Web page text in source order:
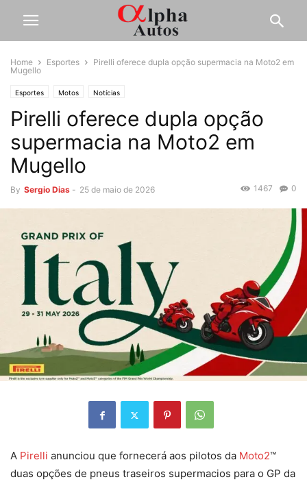
Home Esportes
Pirelli oferece dupla opção supermacia na Moto2 em
Mugello
Esportes Motos Notícias
Pirelli oferece dupla opção
supermacia na Moto2 em
Mugello
By Sergio Dias - 25 de maio de 2026 0
1467
A Pirelli anunciou que fornecerá aos pilotos da Moto2™
duas opções de pneus traseiros supermacios para o GP da